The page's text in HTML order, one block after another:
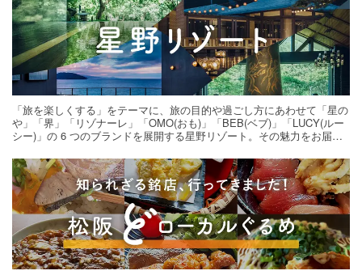
「旅を楽しくする」をテーマに、旅の目的や過ごし方にあわせて「星の
や」「界」「リゾナーレ」「OMO(おも)」「BEB(ベブ)」「LUCY(ルー
シー)」の 6 つのブランドを展開する星野リゾート。その魅力をお届け